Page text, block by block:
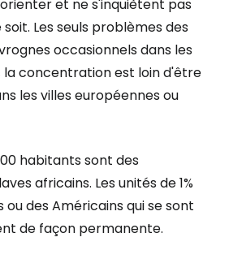
et ne s'inquiètent pas
Les seuls problèmes des
occasionnels dans les
la concentration est loin d'être
les villes européennes ou
habitants sont des
africains. Les unités de 1%
ou des Américains qui se sont
de façon permanente.